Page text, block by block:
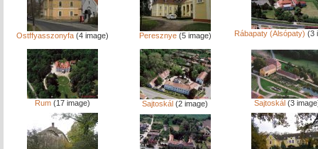
Ostffyasszonyfa (4 image) Peresznye(5 image) Rábapaty (Alsópaty) (3
Rum (17 image) Sajtoskál (2 image) Sajtoskál(3